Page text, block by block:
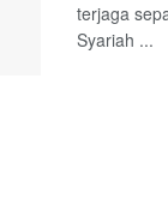
terjaga
Syariah ...